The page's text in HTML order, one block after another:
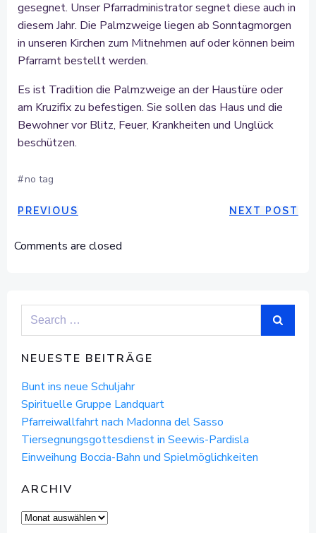
gesegnet. Unser Pfarradministrator segnet diese auch in
diesem Jahr. Die Palmzweige liegen ab Sonntagmorgen
in unseren Kirchen zum Mitnehmen auf oder können beim
Pfarramt bestellt werden.
Es ist Tradition die Palmzweige an der Haustüre oder
am Kruzifix zu befestigen. Sie sollen das Haus und die
Bewohner vor Blitz, Feuer, Krankheiten und Unglück
beschützen.
#no tag
POST
NAVIGATION
PREVIOUS
POSTNEXT POST
Comments are closed
Search
NEUESTE BEITRÄGE
Bunt ins neue Schuljahr
Spirituelle Gruppe Landquart
Pfarreiwallfahrt nach Madonna del Sasso
Tiersegnungsgottesdienst in Seewis-Pardisla
Einweihung Boccia-Bahn und Spielmöglichkeiten
ARCHIV
Archiv